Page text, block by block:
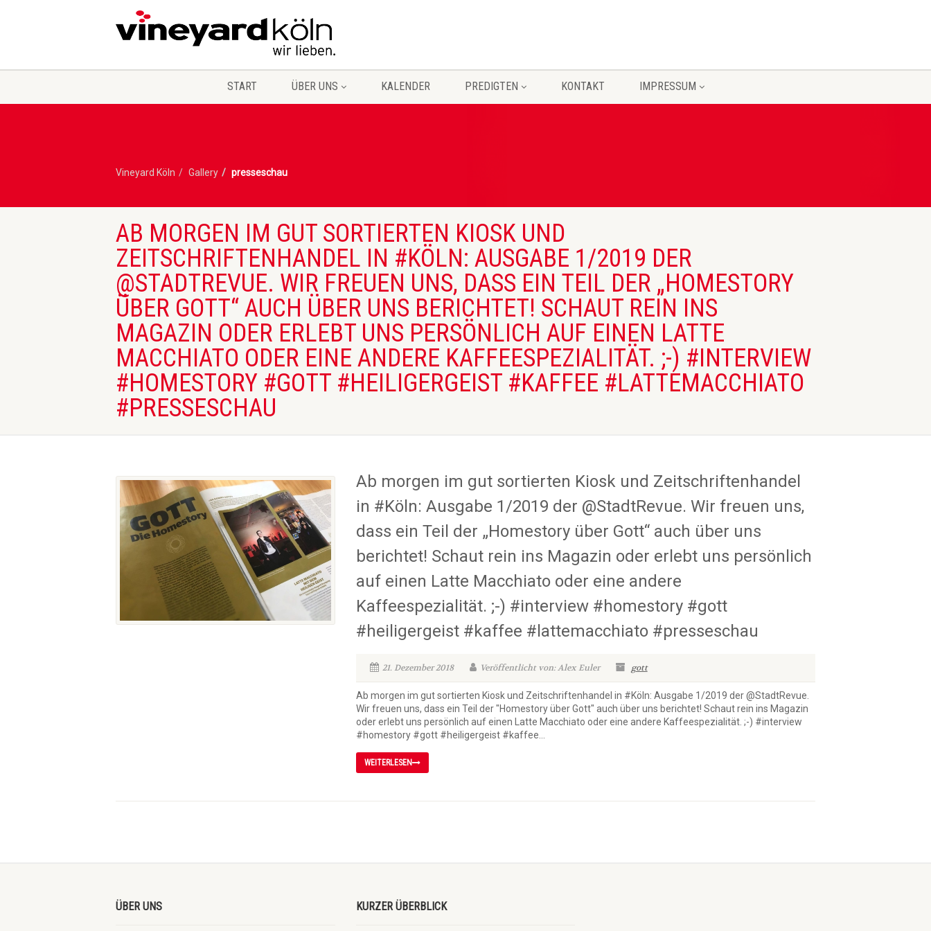
START ÜBER UNS KALENDER PREDIGTEN KONTAKT IMPRESSUM
Vineyard Köln Gallery presseschau
AB MORGEN IM GUT SORTIERTEN KIOSK UND
ZEITSCHRIFTENHANDEL IN #KÖLN: AUSGABE 1/2019 DER
@STADTREVUE. WIR FREUEN UNS, DASS EIN TEIL DER „HOMESTORY
ÜBER GOTT“ AUCH ÜBER UNS BERICHTET! SCHAUT REIN INS
MAGAZIN ODER ERLEBT UNS PERSÖNLICH AUF EINEN LATTE
MACCHIATO ODER EINE ANDERE KAFFEESPEZIALITÄT. ;-) #INTERVIEW
#HOMESTORY #GOTT #HEILIGERGEIST #KAFFEE #LATTEMACCHIATO
#PRESSESCHAU
Ab morgen im gut sortierten Kiosk und Zeitschriftenhandel
in #Köln: Ausgabe 1/2019 der @StadtRevue. Wir freuen uns,
dass ein Teil der „Homestory über Gott“ auch über uns
berichtet! Schaut rein ins Magazin oder erlebt uns persönlich
auf einen Latte Macchiato oder eine andere
Kaffeespezialität. ;-) #interview #homestory #gott
#heiligergeist #kaffee #lattemacchiato #presseschau
21. Dezember 2018 Veröffentlicht von: Alex Euler gott
Ab morgen im gut sortierten Kiosk und Zeitschriftenhandel in #Köln: Ausgabe 1/2019 der @StadtRevue.
Wir freuen uns, dass ein Teil der "Homestory über Gott" auch über uns berichtet! Schaut rein ins Magazin
oder erlebt uns persönlich auf einen Latte Macchiato oder eine andere Kaffeespezialität. ;-) #interview
#homestory #gott #heiligergeist #kaffee...
WEITERLESEN
ÜBER UNS KURZER ÜBERBLICK